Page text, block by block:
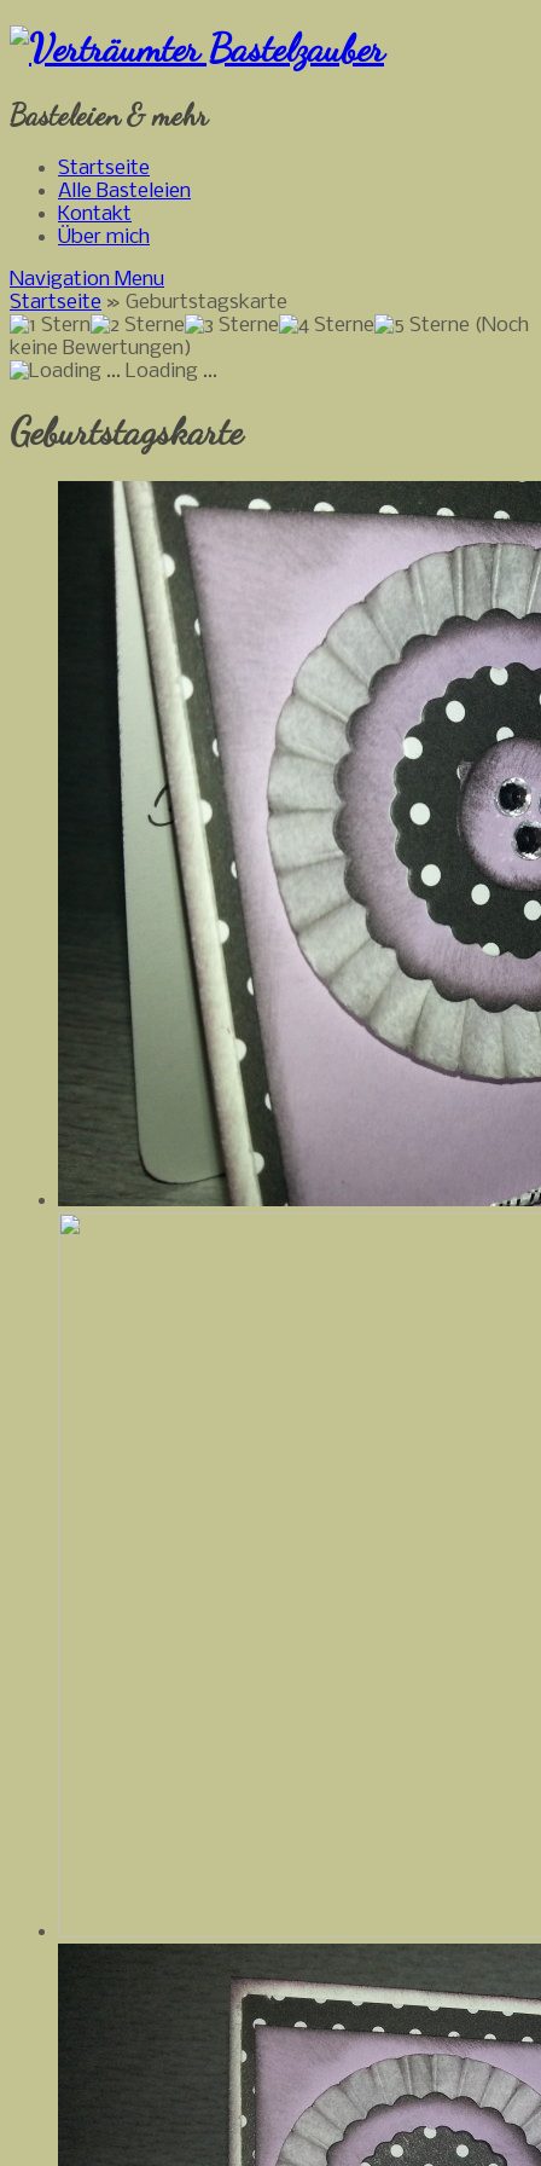
Basteleien & mehr
Startseite
Alle Basteleien
Kontakt
Über mich
Navigation Menu
Startseite » Geburtstagskarte
(Noch
keine Bewertungen)
Loading ...
Geburtstagskarte